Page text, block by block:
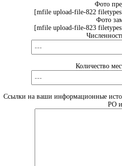
Фото
[mfile upload-file-822
Фото
[mfile upload-file-823
Количество
Ссылки на ваши информационные
РО